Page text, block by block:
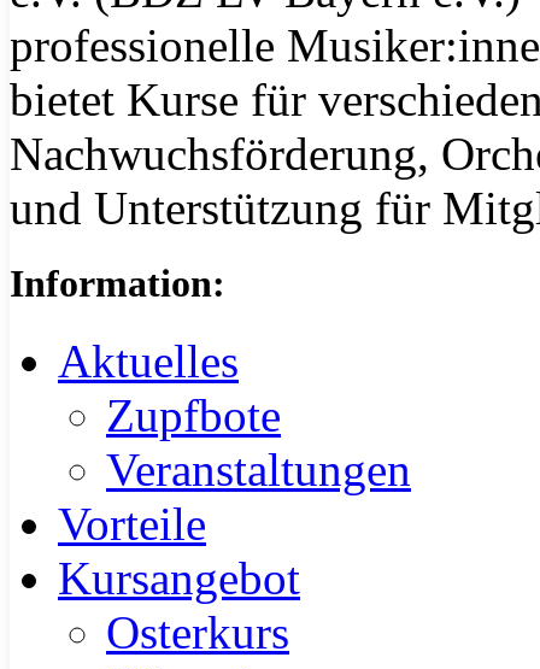
professionelle
bietet Kurse für
Nachwuchsförderung,
und Unterstützung für
Information:
Aktuelles
Zupfbote
Veranstaltungen
Vorteile
Kursangebot
Osterkurs